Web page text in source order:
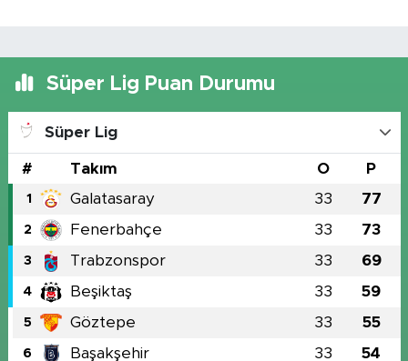
Süper Lig Puan Durumu
Süper Lig
# Takım O P
1 Galatasaray 33 77
2 Fenerbahçe 33 73
3 Trabzonspor 33 69
4 Beşiktaş 33 59
5 Göztepe 33 55
6 Başakşehir 33 54